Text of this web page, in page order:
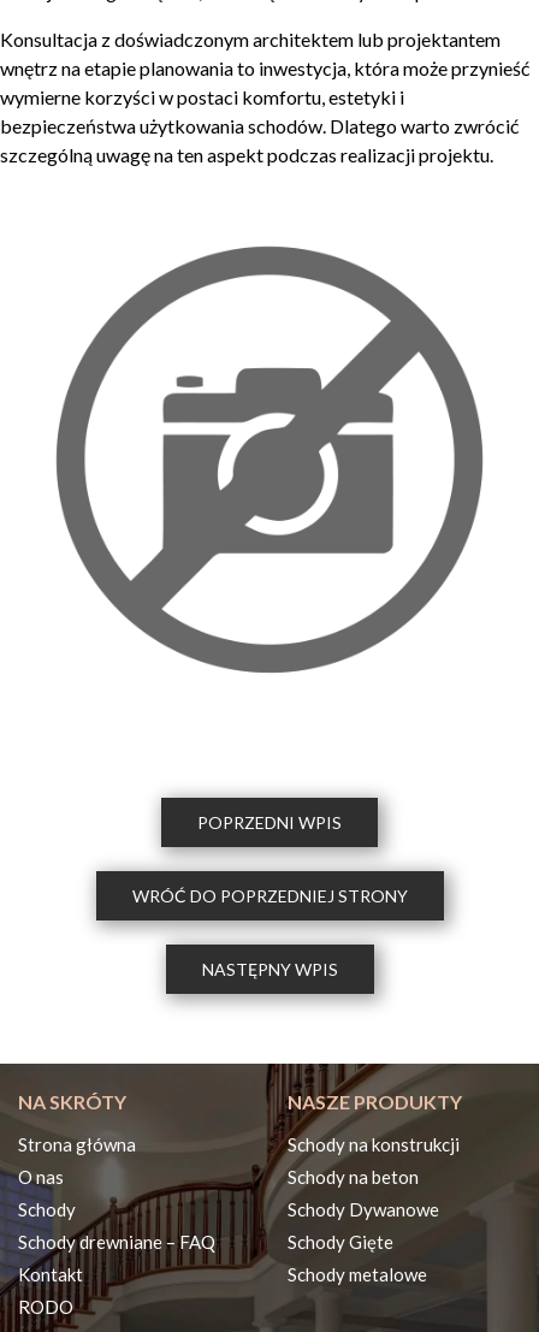
Konsultacja z doświadczonym architektem lub projektantem
wnętrz na etapie planowania to inwestycja, która może przynieść
wymierne korzyści w postaci komfortu, estetyki i
bezpieczeństwa użytkowania schodów. Dlatego warto zwrócić
szczególną uwagę na ten aspekt podczas realizacji projektu.
POPRZEDNI WPIS
WRÓĆ DO POPRZEDNIEJ STRONY
NASTĘPNY WPIS
NA SKRÓTY
Strona główna
O nas
Schody
Schody drewniane – FAQ
Kontakt
RODO
NASZE PRODUKTY
Schody na konstrukcji
Schody na beton
Schody Dywanowe
Schody Gięte
Schody metalowe